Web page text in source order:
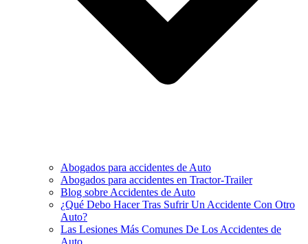
Abogados para accidentes de Auto
Abogados para accidentes en Tractor-Trailer
Blog sobre Accidentes de Auto
¿Qué Debo Hacer Tras Sufrir Un Accidente Con Otro
Auto?
Las Lesiones Más Comunes De Los Accidentes de
Auto